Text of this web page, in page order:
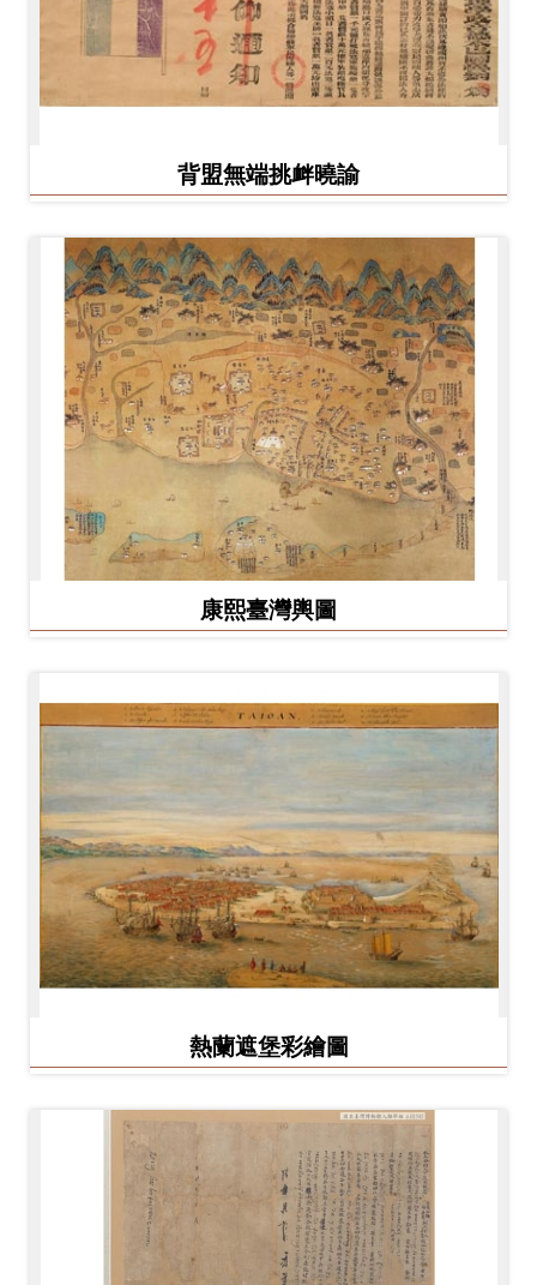
背盟無端挑衅曉諭
康熙臺灣輿圖
熱蘭遮堡彩繪圖